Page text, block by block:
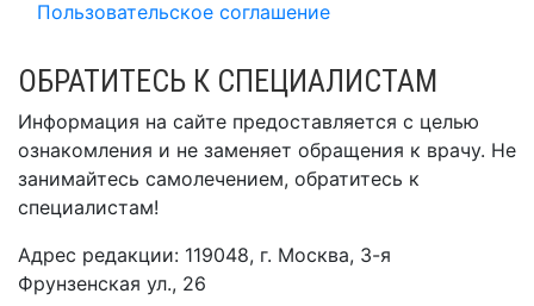
Пользовательское соглашение
ОБРАТИТЕСЬ К СПЕЦИАЛИСТАМ
Информация на сайте предоставляется с целью
ознакомления и не заменяет обращения к врачу. Не
занимайтесь самолечением, обратитесь к
специалистам!
Адрес редакции: 119048, г. Москва, 3-я
Фрунзенская ул., 26